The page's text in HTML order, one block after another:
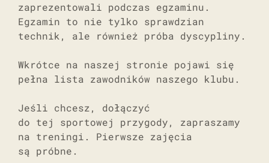
zaprezentowali podczas egzaminu.
Egzamin to nie tylko sprawdzian
technik, ale również próba dyscypliny.
Wkrótce na naszej stronie pojawi się
pełna lista zawodników naszego klubu.
Jeśli chcesz, dołączyć
do tej sportowej przygody, zapraszamy
na treningi. Pierwsze zajęcia
są próbne.